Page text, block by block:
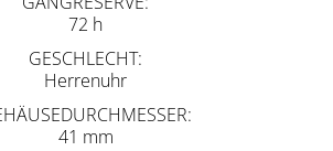
72 h
GESCHLECHT
Herrenuhr
41 mm